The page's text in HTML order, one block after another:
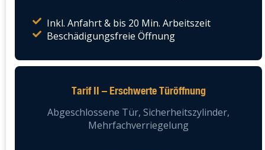
Inkl. Anfahrt & bis 20 Min. Arbeitszeit
Beschädigungsfreie Öffnung
Tarif II – Erschwerte Türöffnung
Abgeschlossene Tür, Sicherheitszylinder,
Mehrfachverriegelung